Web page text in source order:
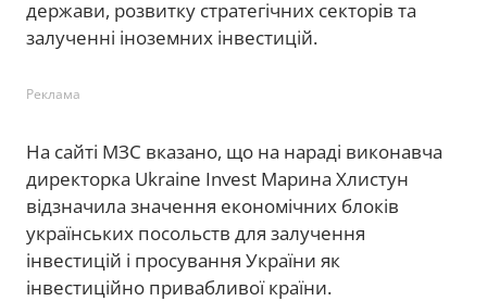
держави, розвитку стратегічних секторів та
залученні іноземних інвестицій.
Реклама
На сайті МЗС вказано, що на нараді виконавча
директорка Ukraine Invest Марина Хлистун
відзначила значення економічних блоків
українських посольств для залучення
інвестицій і просування України як
інвестиційно привабливої країни.